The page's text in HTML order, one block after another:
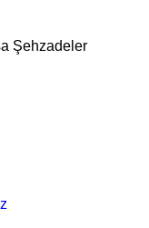
Şehzadeler